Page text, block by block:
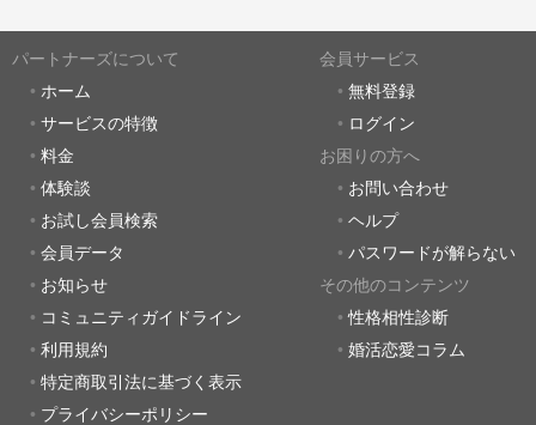
パートナーズについて
ホーム
サービスの特徴
料金
体験談
お試し会員検索
会員データ
お知らせ
コミュニティガイドライン
利用規約
特定商取引法に基づく表示
プライバシーポリシー
会員サービス
無料登録
ログイン
お困りの方へ
お問い合わせ
ヘルプ
パスワードが解らない
その他のコンテンツ
性格相性診断
婚活恋愛コラム